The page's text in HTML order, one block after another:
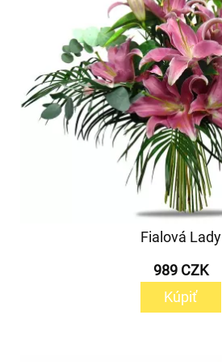
Fialová Lady
989 CZK
Kúpiť